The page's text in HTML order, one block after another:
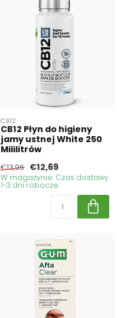
CB12
CB12 Płyn do higieny
jamy ustnej White 250
Mililitrów
€13,96 €12,69
W magazynie. Czas dostawy
1-3 dni robocze